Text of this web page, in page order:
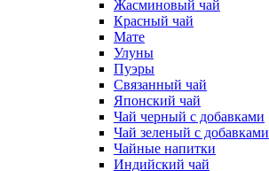
Жасминовый чай
Красный чай
Мате
Улуны
Пуэры
Связанный чай
Японский чай
Чай черный с добавками
Чай зеленый с добавками
Чайные напитки
Индийский чай